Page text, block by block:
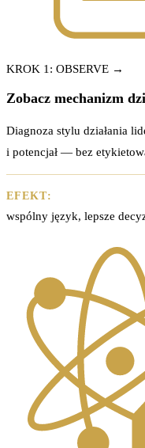
KROK 1: OBSERVE →
Zobacz mechanizm
Diagnoza stylu działania
i potencjał — bez
EFEKT:
wspólny język, lepsze